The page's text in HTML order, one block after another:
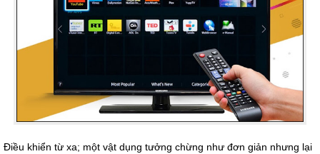
Điều khiển từ xa; một vật dụng tưởng chừng như đơn giản nhưng lại